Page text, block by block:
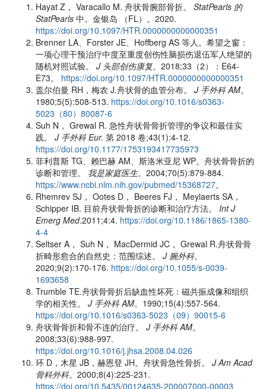
Hayat Z， Varacallo M. 舟状骨腕部骨折。 StatPearls 的
StatPearls 中。金银岛 （FL）。2020.
https://doi.org/10.1097/HTR.0000000000000351
Brenner LA、Forster JE、Hoffberg AS 等人。希望之窗：
一项心理干预治疗中度至重度创伤性脑损伤退伍军人绝望的
随机对照试验。 J 头部创伤康复。2018;33（2）：E64-
E73。 https://doi.org/10.1097/HTR.0000000000000351
盖尔伯曼 RH，梅农 J.舟状骨的血管分布。 J 手外科 AM。
1980;5(5):508-513. https://doi.org/10.1016/s0363-
5023（80）80087-6
Suh N， Grewal R. 急性舟状骨骨折管理的争议和最佳实
践。
J 手外科 Eur. 第 2018 卷;43(1):4-12.
https://doi.org/10.1177/1753193417735973
菲利普斯 TG、赖巴赫 AM、斯洛米亚尼 WP。舟状骨骨折的
诊断和管理。 我是家庭医生。2004;70(5):879-884.
https://www.ncbi.nlm.nih.gov/pubmed/15368727。
Rhemrev SJ， Ootes D， Beeres FJ， Meylaerts SA，
Schipper IB. 目前舟状骨骨折的诊断和治疗方法。 Int J
Emerg Med.2011;4:4. https://doi.org/10.1186/1865-1380-
4-4
Seltser A， Suh N， MacDermid JC， Grewal R.舟状骨骨
折畸形愈合的自然史：范围综述。 J 腕外科。
2020;9(2):170-176. https://doi.org/10.1055/s-0039-
1693658
Trumble TE.舟状骨骨折后缺血性坏死：磁共振成像和组织
学的相关性。 J 手外科 AM。1990;15(4):557-564.
https://doi.org/10.1016/s0363-5023（09）90015-6
舟状骨骨折和骨不连的治疗。 J 手外科 AM。
2008;33(6):988-997.
https://doi.org/10.1016/j.jhsa.2008.04.026
环 D，木星 JB，赫恩登 JH。舟状骨急性骨折。 J Am Acad
骨科外科。2000;8(4):225-231.
https://doi.org/10.5435/00124635-200007000-00003